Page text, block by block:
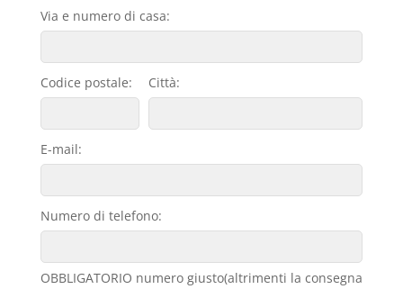
Via e numero di casa:
Codice postale: Città:
E-mail:
Numero di telefono:
OBBLIGATORIO numero giusto(altrimenti la consegna